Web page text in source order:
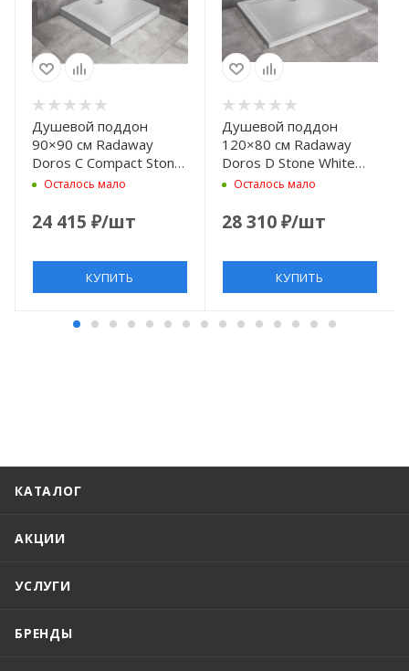
Душевой поддон
90×90 см Radaway
Doros C Compact Stone
White SDRC9090-05-
Осталось мало
24 415 ₽/шт
КУПИТЬ
Душевой поддон
120×80 см Radaway
Doros D Stone White
SDRD1280-01-04S
Осталось мало
28 310₽/шт
КУПИТЬ
КАТАЛОГ
АКЦИИ
УСЛУГИ
БРЕНДЫ